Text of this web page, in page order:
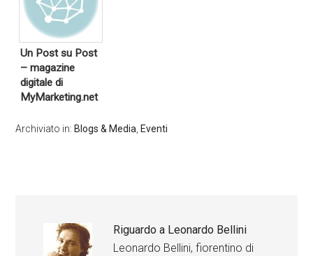
Un Post su Post
– magazine
digitale di
MyMarketing.net
Archiviato in: Blogs & Media, Eventi
Riguardo a Leonardo Bellini
Leonardo Bellini, fiorentino di